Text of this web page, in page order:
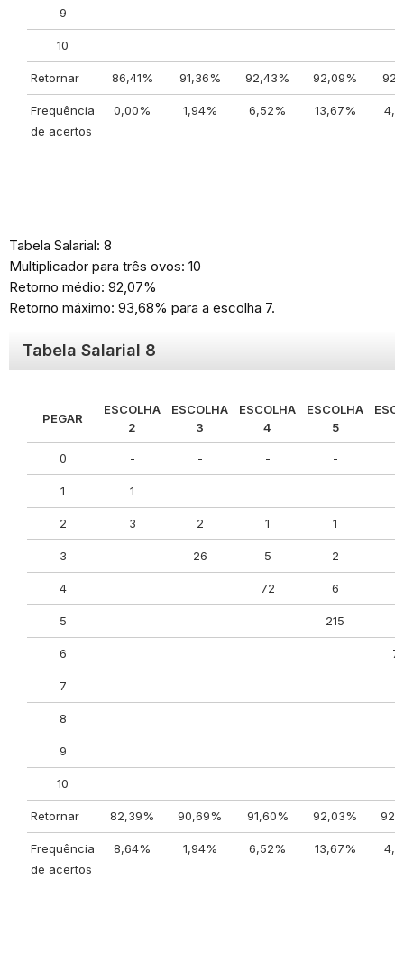
9
10
Retornar 86,41% 91,36% 92,43% 92,09%
Frequência
de acertos
0,00% 1,94% 6,52% 13,67%
Tabela Salarial: 8
Multiplicador para três ovos: 10
Retorno médio: 92,07%
Retorno máximo: 93,68% para a escolha 7.
Tabela Salarial 8
PEGAR
ESCOLHA
2
ESCOLHA
3
ESCOLHA
4
ESCOLHA
5
0 - - - -
1 1 - - -
2 3 2 1 1
3 26 5 2
4 72 6
5 215
6
7
8
9
10
Retornar 82,39% 90,69% 91,60% 92,03%
Frequência
de acertos
8,64% 1,94% 6,52% 13,67%